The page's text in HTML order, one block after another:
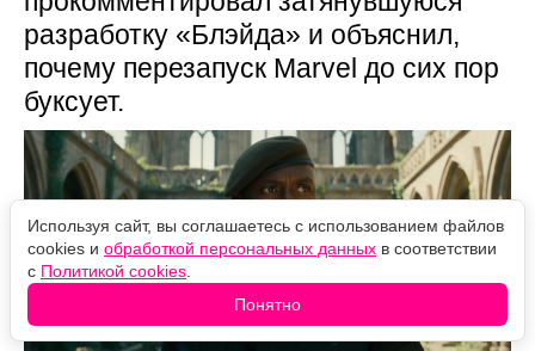
разработку «Блэйда» и объяснил,
почему перезапуск Marvel до сих пор
буксует.
Используя сайт, вы соглашаетесь с использованием файлов
cookies и обработкой персональных данных в соответствии
с Политикой cookies
Понятно